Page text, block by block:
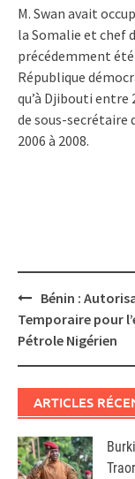
M. Swan avait
la Somalie et chef
précédemment
République
qu’à Djibouti entre
de sous-secrétaire
2006 à 2008.
Post
navigation
Bénin :
Temporaire pour
Pétrole Nigérien
ARTICLES